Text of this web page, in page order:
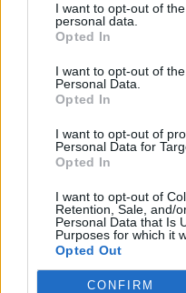
I want to opt-out of
personal data.
Opted In
I want to opt-out of
Personal Data.
Opted In
I want to opt-out of
Personal Data for
Opted In
I want to opt-out of
Retention, Sale, and/
Personal Data that Is
Purposes for which it
Opted Out
CONFIRM
Non aprire il
cottura
Lascia
Guarda la
YouTube.